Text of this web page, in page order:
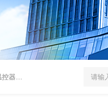
器 齐全易普森热电偶 高稳定性